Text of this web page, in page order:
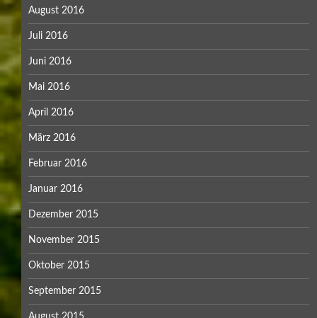
August 2016
Juli 2016
Juni 2016
Mai 2016
April 2016
März 2016
Februar 2016
Januar 2016
Dezember 2015
November 2015
Oktober 2015
September 2015